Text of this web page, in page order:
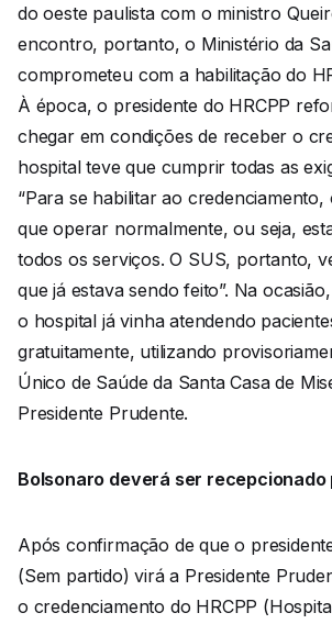
do oeste paulista com o ministro
encontro, portanto, o Ministério da
comprometeu com a habilitação do
À época, o presidente do HRCPP
chegar em condições de receber o
hospital teve que cumprir todas as
“Para se habilitar ao credenciamento,
que operar normalmente, ou seja,
todos os serviços. O SUS, portanto,
que já estava sendo feito”. Na
o hospital já vinha atendendo
gratuitamente, utilizando
Único de Saúde da Santa Casa de
Presidente Prudente.
Bolsonaro deverá ser
Após confirmação de que o
(Sem partido) virá a Presidente
o credenciamento do HRCPP